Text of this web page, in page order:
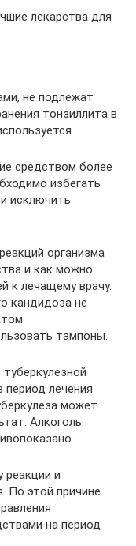
лекарства для
не подлежат
тонзиллита в
средством более
избегать
исключить
организма
и как можно
к лечащему врачу.
кандидоза не
тампоны.
период лечения
может
Алкоголь
и
По этой причине
на период